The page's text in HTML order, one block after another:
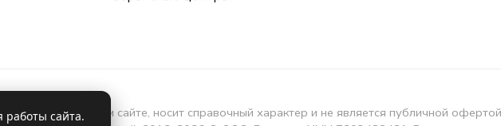
на данном сайте, носит справочный характер и не является публичной
сайта.